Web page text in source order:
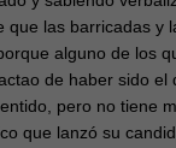
que las barricadas y
alguno de los
de haber sido el
pero no tiene
que lanzó su